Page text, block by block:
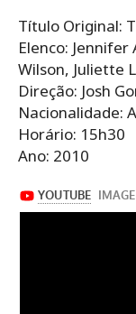
Título Original:
Elenco:
Wilson, Juliette
Direção: Josh
Nacionalidade:
Horário: 15h30
Ano: 2010